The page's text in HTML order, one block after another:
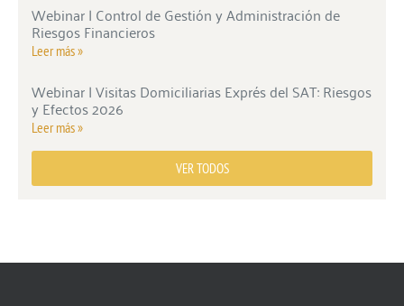
Webinar | Control de Gestión y Administración de
Riesgos Financieros
Leer más »
Webinar | Visitas Domiciliarias Exprés del SAT: Riesgos
y Efectos 2026
Leer más »
VER TODOS